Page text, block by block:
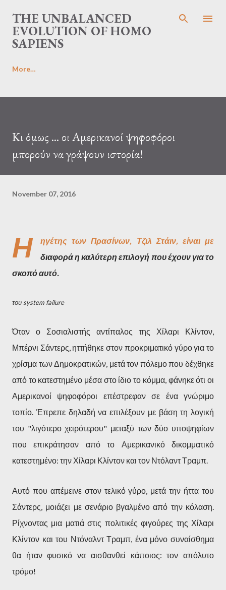
Skip to main content
THE UNBALANCED
EVOLUTION OF HOMO
SAPIENS
More…
Κι όμως ... οι Αμερικανοί ψηφοφόροι
μπορούν να γράψουν ιστορία!
November 07, 2016
Η
ηγέτης των Πρασίνων, Τζιλ Στάιν, είναι με
διαφορά η καλύτερη επιλογή που έχουν για το
σκοπό αυτό.
του system failure
Όταν ο Σοσιαλιστής αντίπαλος της Χίλαρι Κλίντον,
Μπέρνι Σάντερς, ηττήθηκε στον προκριματικό γύρο για το
χρίσμα των Δημοκρατικών, μετά τον πόλεμο που δέχθηκε
από το κατεστημένο μέσα στο ίδιο το κόμμα, φάνηκε ότι οι
Αμερικανοί ψηφοφόροι επέστρεφαν σε ένα γνώριμο
τοπίο. Έπρεπε δηλαδή να επιλέξουν με βάση τη λογική
του "λιγότερο χειρότερου" μεταξύ των δύο υποψηφίων
που επικράτησαν από το Αμερικανικό δικομματικό
κατεστημένο: την Χίλαρι Κλίντον και τον Ντόλαντ Τραμπ.
Αυτό που απέμεινε στον τελικό γύρο, μετά την ήττα του
Σάντερς, μοιάζει με σενάριο βγαλμένο από την κόλαση.
Ρίχνοντας μια ματιά στις πολιτικές φιγούρες της Χίλαρι
Κλίντον και του Ντόναλντ Τραμπ, ένα μόνο συναίσθημα
θα ήταν φυσικό να αισθανθεί κάποιος: τον απόλυτο
τρόμο!